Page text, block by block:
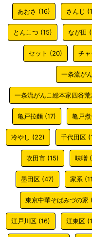
あおさ (16) さんじ
とんこつ (15) なが田
セット (20) チ
一条流が
一条流がんこ総本家四谷荒
亀戸拉麵 (17) 亀戸
冷やし (22) 千代田区
吹田市 (15) 味噌
墨田区(47) 家系
東京中華そばみづの家
江戸川区(16) 江東区